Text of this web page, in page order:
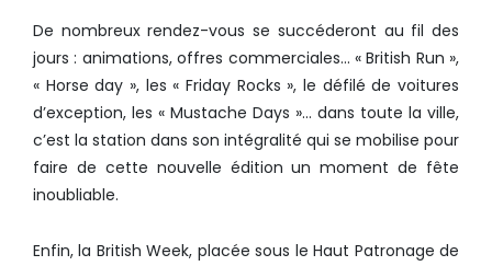
De nombreux rendez-vous se succéderont au fil des
jours : animations, offres commerciales… « British Run »,
« Horse day », les « Friday Rocks », le défilé de voitures
d’exception, les « Mustache Days »… dans toute la ville,
c’est la station dans son intégralité qui se mobilise pour
faire de cette nouvelle édition un moment de fête
inoubliable.
Enfin, la British Week, placée sous le Haut Patronage de